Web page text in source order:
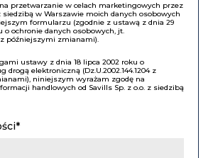
przetwarzanie w celach marketingowych przez
siedzibą w Warszawie moich danych osobowych
formularzu (zgodnie z ustawą z dnia 29
o ochronie danych osobowych, jt.
z późniejszymi zmianami).
ustawy z dnia 18 lipca 2002 roku o
drogą elektroniczną (Dz.U.2002.144.1204 z
niniejszym wyrażam zgodę na
handlowych od Savills Sp. z o.o. z siedzibą